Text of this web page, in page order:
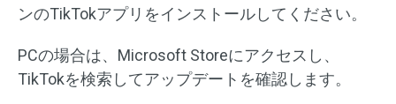
ンのTikTokアプリをインストールしてください。
PCの場合は、Microsoft Storeにアクセスし、
TikTokを検索してアップデートを確認します。